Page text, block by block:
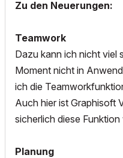
Zu den Neuerungen:
Teamwork
Dazu kann ich nicht viel
Moment nicht in
ich die
Auch hier ist Graphisoft
sicherlich diese
Planung